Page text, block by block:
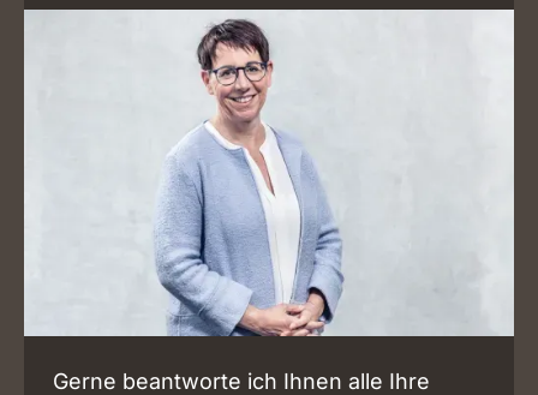
Gerne beantworte ich Ihnen alle Ihre